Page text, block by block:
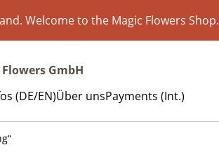
Welcome to the Magic Flowers Shop.
GmbH
(DE/EN)Über unsPayments (Int.)